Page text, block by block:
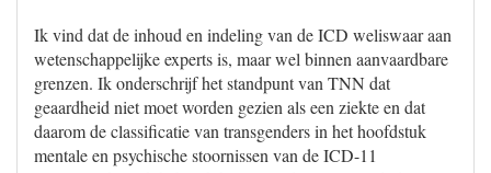
Ik vind dat de inhoud en indeling van de ICD weliswaar aan
wetenschappelijke experts is, maar wel binnen aanvaardbare
grenzen. Ik onderschrijf het standpunt van TNN dat
geaardheid niet moet worden gezien als een ziekte en dat
daarom de classificatie van transgenders in het hoofdstuk
mentale en psychische stoornissen van de ICD-11